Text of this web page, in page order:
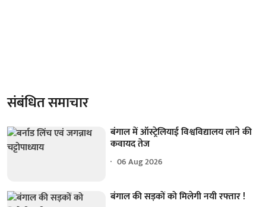
संबंधित समाचार
बंगाल में ऑस्ट्रेलियाई विश्वविद्यालय लाने की
कवायद तेज
06 Aug 2026
बंगाल की सड़कों को मिलेगी नयी रफ्तार !